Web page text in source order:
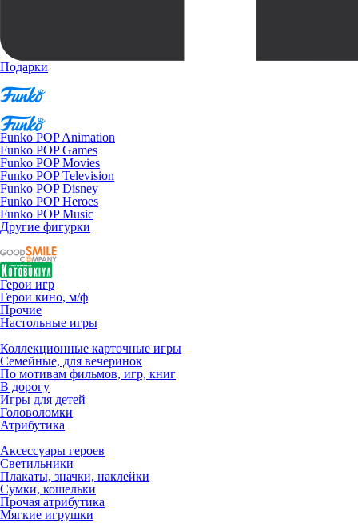
Подарки
Funko POP Animation
Funko POP Games
Funko POP Movies
Funko POP Television
Funko POP Disney
Funko POP Heroes
Funko POP Music
Другие фигурки
Герои игр
Герои кино, м/ф
Прочие
Настольные игры
Коллекционные карточные игры
Семейные, для вечеринок
По мотивам фильмов, игр, книг
В дорогу
Игры для детей
Головоломки
Атрибутика
Аксессуары героев
Светильники
Плакаты, значки, наклейки
Сумки, кошельки
Прочая атрибутика
Мягкие игрушки